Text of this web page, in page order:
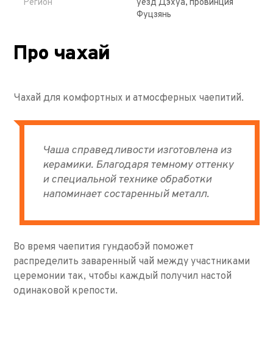
Регион
уезд Дэхуа, провинция
Фуцзянь
Про чахай
Чахай для комфортных и атмосферных чаепитий.
Чаша справедливости изготовлена из
керамики. Благодаря темному оттенку
и специальной технике обработки
напоминает состаренный металл.
Во время чаепития гундаобэй поможет
распределить заваренный чай между участниками
церемонии так, чтобы каждый получил настой
одинаковой крепости.